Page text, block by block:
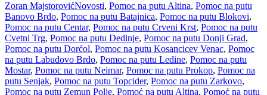
Zoran MajstorovićNovosti, Pomoc na putu Altina, Pomoc na putu
Banovo Brdo, Pomoc na putu Batajnica, Pomoc na putu Blokovi,
Pomoc na putu Centar, Pomoc na putu Crveni Krst, Pomoc na putu
Cvetni Trg, Pomoc na putu Dedinje, Pomoc na putu Donji Grad,
Pomoc na putu Dorćol, Pomoc na putu Kosancicev Venac, Pomoc
na putu Labudovo Brdo, Pomoc na putu Ledine, Pomoc na putu
Mostar, Pomoc na putu Neimar, Pomoc na putu Prokop, Pomoc na
putu Senjak, Pomoc na putu Topcider, Pomoc na putu Zarkovo,
Pomoc na putu Zemun Polje, Pomoć na putu Altina, Pomoć na putu